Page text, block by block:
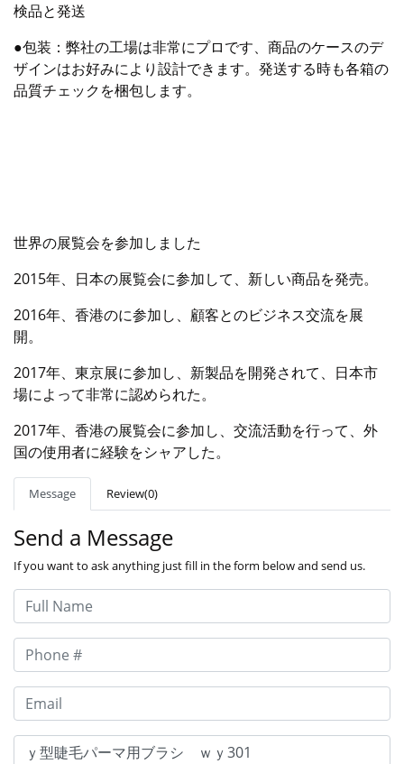
検品と発送
●包装：弊社の工場は非常にプロです、商品のケースのデ
ザインはお好みにより設計できます。発送する時も各箱の
品質チェックを梱包します。
世界の展覧会を参加しました
2015年、日本の展覧会に参加して、新しい商品を発売。
2016年、香港のに参加し、顧客とのビジネス交流を展
開。
2017年、東京展に参加し、新製品を開発されて、日本市
場によって非常に認められた。
2017年、香港の展覧会に参加し、交流活動を行って、外
国の使用者に経験をシャアした。
Message Review(0)
Send a Message
If you want to ask anything just fill in the form below and send us.